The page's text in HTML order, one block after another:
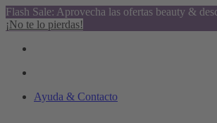
Flash Sale: Aprovecha las ofertas beauty &
¡No te lo pierdas!
Ayuda & Contacto